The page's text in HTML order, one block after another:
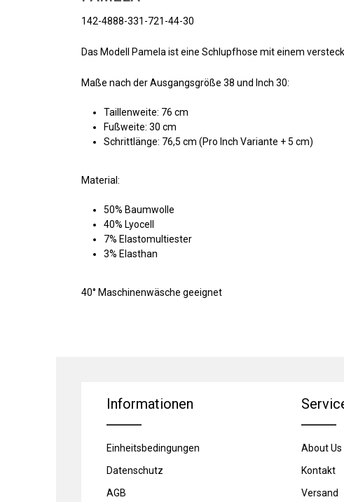
142-4888-331-721-44-30
Das Modell Pamela ist eine Schlupfhose mit einem
Maße nach der Ausgangsgröße 38 und Inch 30:
Taillenweite: 76 cm
Fußweite: 30 cm
Schrittlänge: 76,5 cm (Pro Inch Variante + 5 cm)
Material:
50% Baumwolle
40% Lyocell
7% Elastomultiester
3% Elasthan
40° Maschinenwäsche geeignet
Informationen
Einheitsbedingungen
Datenschutz
AGB
About Us
Kontakt
Versand